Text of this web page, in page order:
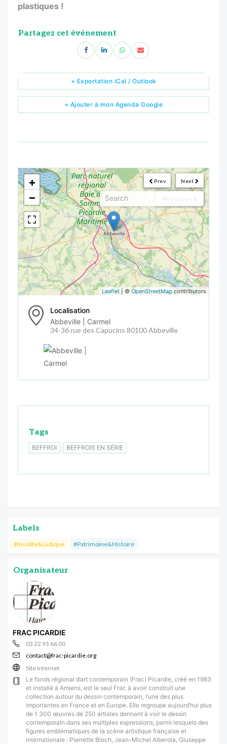
plastiques !
Partagez cet événement
+ Ajouter à mon Agenda Google
+ Exportation iCal / Outlook
Next
Prev
My Position
<!---->
+
−
Leaflet | © OpenStreetMap contributors
Localisation
Abbeville | Carmel
34-36 rue des Capucins 80100 Abbeville
Tags
BEFFROI BEFFROIS EN SÉRIE
Labels
#Insolite&Ludique #Patrimoine&Histoire
Organisateur
FRAC PICARDIE
03 22 91 66 00
contact@frac-picardie.org
Site internet
Le fonds régional d’art contemporain (Frac) Picardie, créé en 1983
et installé à Amiens, est le seul Frac à avoir construit une
collection autour du dessin contemporain, l’une des plus
importantes en France et en Europe. Elle regroupe aujourd’hui plus
de 1 300 œuvres de 250 artistes donnant à voir le dessin
contemporain dans ses multiples expressions, parmi lesquels des
figures emblématiques de la scène artistique française et
internationale : Pierrette Bloch, Jean-Michel Alberola, Giuseppe